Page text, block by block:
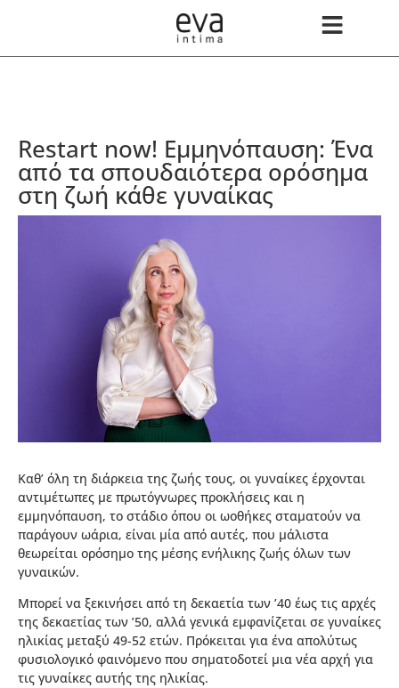
Restart now! Εμμηνόπαυση: Ένα
από τα σπουδαιότερα ορόσημα
στη ζωή κάθε γυναίκας
Καθ’ όλη τη διάρκεια της ζωής τους, οι γυναίκες έρχονται
αντιμέτωπες με πρωτόγνωρες προκλήσεις και η
εμμηνόπαυση, το στάδιο όπου οι ωοθήκες σταματούν να
παράγουν ωάρια, είναι μία από αυτές, που μάλιστα
θεωρείται ορόσημο της μέσης ενήλικης ζωής όλων των
γυναικών.
Μπορεί να ξεκινήσει από τη δεκαετία των ’40 έως τις αρχές
της δεκαετίας των ’50, αλλά γενικά εμφανίζεται σε γυναίκες
ηλικίας μεταξύ 49-52 ετών. Πρόκειται για ένα απολύτως
φυσιολογικό φαινόμενο που σηματοδοτεί μια νέα αρχή για
τις γυναίκες αυτής της ηλικίας.